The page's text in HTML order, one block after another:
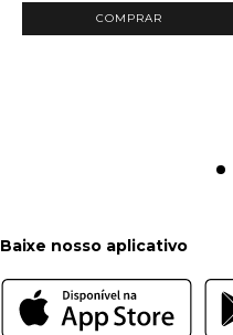
COMPRAR
Baixe nosso aplicativo